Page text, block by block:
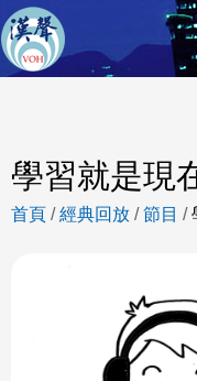
學習就是現
首頁 /經典回放 /節目 /